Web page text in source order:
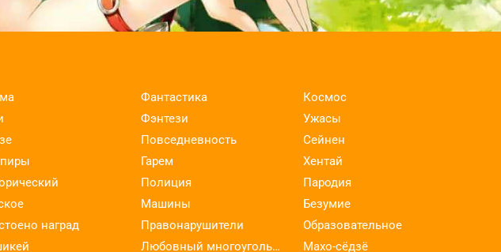
Фантастика
Космос
Фэнтези
Ужасы
Повседневность
Сейнен
Гарем
Хентай
Полиция
Пародия
Машины
Безумие
наград Правонарушители
Образовательное
Любовный многоугольник Махо-сёдзё